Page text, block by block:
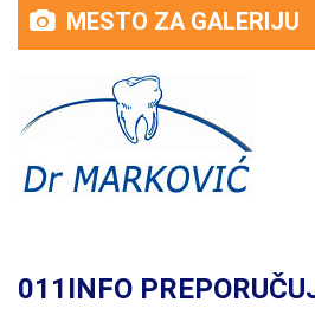
MESTO ZA GALERIJU
011INFO